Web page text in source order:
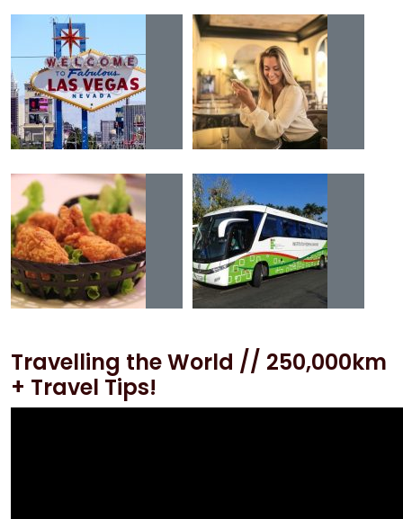
Travelling the World // 250,000km
+ Travel Tips!